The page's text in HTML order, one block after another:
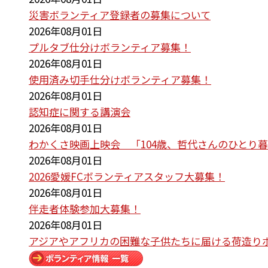
災害ボランティア登録者の募集について
2026年08月01日
プルタブ仕分けボランティア募集！
2026年08月01日
使用済み切手仕分けボランティア募集！
2026年08月01日
認知症に関する講演会
2026年08月01日
わかくさ映画上映会 「104歳、哲代さんのひとり暮
2026年08月01日
2026愛媛FCボランティアスタッフ大募集！
2026年08月01日
伴走者体験参加大募集！
2026年08月01日
アジアやアフリカの困難な子供たちに届ける荷造り